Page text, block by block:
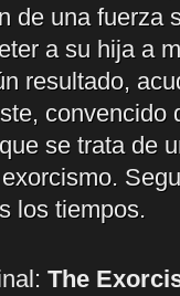
de una fuerza
a su hija a
resultado,
convencido
se trata de
los tiempos.
The